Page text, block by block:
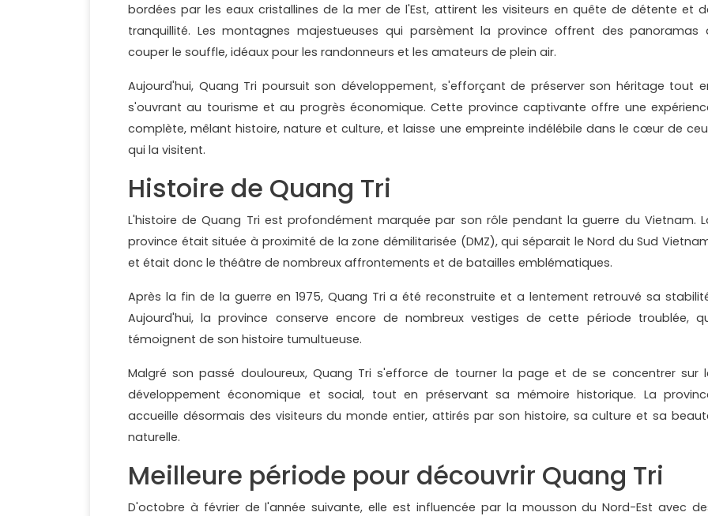
bordées par les eaux cristallines de la mer de l'Est, attirent les visiteurs en quête de détente et
tranquillité. Les montagnes majestueuses qui parsèment la province offrent des panoramas
couper le souffle, idéaux pour les randonneurs et les amateurs de plein air.
Aujourd'hui, Quang Tri poursuit son développement, s'efforçant de préserver son héritage tout
s'ouvrant au tourisme et au progrès économique. Cette province captivante offre une
complète, mêlant histoire, nature et culture, et laisse une empreinte indélébile dans le cœur de
qui la visitent.
Histoire de Quang Tri
L'histoire de Quang Tri est profondément marquée par son rôle pendant la guerre du Vietnam.
province était située à proximité de la zone démilitarisée (DMZ), qui séparait le Nord du Sud
et était donc le théâtre de nombreux affrontements et de batailles emblématiques.
Après la fin de la guerre en 1975, Quang Tri a été reconstruite et a lentement retrouvé sa
Aujourd'hui, la province conserve encore de nombreux vestiges de cette période troublée,
témoignent de son histoire tumultueuse.
Malgré son passé douloureux, Quang Tri s'efforce de tourner la page et de se concentrer sur
développement économique et social, tout en préservant sa mémoire historique. La
accueille désormais des visiteurs du monde entier, attirés par son histoire, sa culture et sa
naturelle.
Meilleure période pour découvrir Quang Tri
D'octobre à février de l'année suivante, elle est influencée par la mousson du Nord-Est avec